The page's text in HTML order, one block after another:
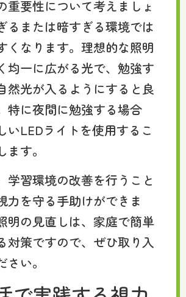
重要性について考えましょ
るまたは暗すぎる環境では
くなります。理想的な照明
均一に広がる光で、勉強す
然光が入るようにすると良
特に夜間に勉強する場合
いLEDライトを使用するこ
す。
学習環境の改善を行うこと
力を守る手助けができま
明の見直しは、家庭で簡単
対策ですので、ぜひ取り入
い。